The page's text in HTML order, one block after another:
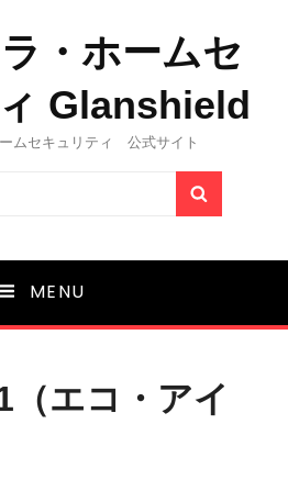
・ホームセ
Glanshield
ムセキュリティ 公式サイト
MENU
エコ・アイ